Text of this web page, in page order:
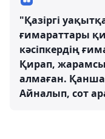
"Қазіргі
ғимараттары
кәсіпкердің
Қирап,
алмаған. Қанша
Айналып, сот